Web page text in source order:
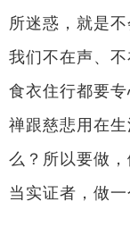
所迷惑，就是
我们不在声、
食衣住行都要
禅跟慈悲用在
么？所以要做
当实证者，做一